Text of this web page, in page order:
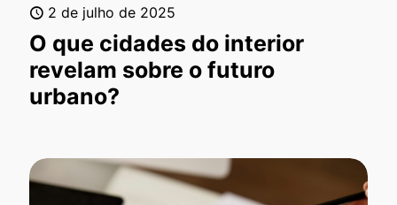
2 de julho de 2025
O que cidades do interior
revelam sobre o futuro
urbano?